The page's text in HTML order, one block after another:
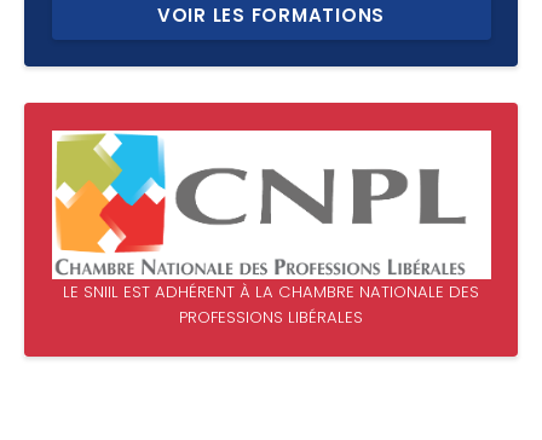
VOIR LES FORMATIONS
LE SNIIL EST ADHÉRENT À LA CHAMBRE NATIONALE DES
PROFESSIONS LIBÉRALES